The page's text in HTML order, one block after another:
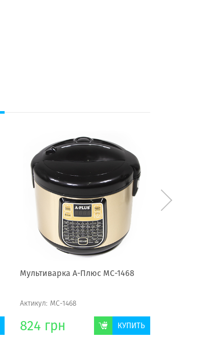
Мультиварка А-Плюс МС-1468
Актикул: МС-1468
824 грн КУПИТЬ